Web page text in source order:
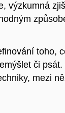
výzkumná
toho,
či
mezi